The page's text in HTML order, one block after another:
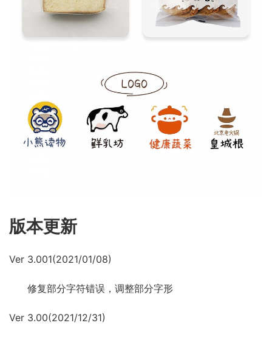
版本更新
Ver 3.001(2021/01/08)
修复部分字符错误，调整部分字形
Ver 3.00(2021/12/31)